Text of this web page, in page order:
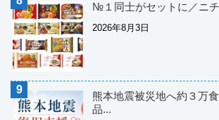
№１同士がセットに／ニ
2026年8月3日
熊本地震被災地へ約３万
品...